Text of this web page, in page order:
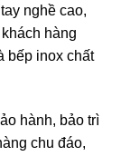
nghề cao,
hàng
bếp inox chất
hành, bảo trì
chu đáo,